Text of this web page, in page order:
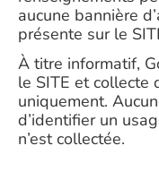
aucune bannière
présente sur le
À titre informatif,
le SITE et collecte
uniquement.
d’identifier un
n’est collectée.